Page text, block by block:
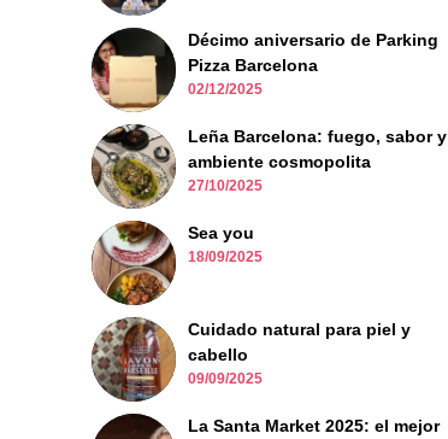
Décimo aniversario de Parking
Pizza Barcelona
02/12/2025
Leña Barcelona: fuego, sabor y
ambiente cosmopolita
27/10/2025
Sea you
18/09/2025
Cuidado natural para piel y
cabello
09/09/2025
La Santa Market 2025: el mejor